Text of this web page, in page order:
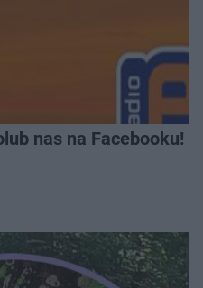
nas na Facebooku!